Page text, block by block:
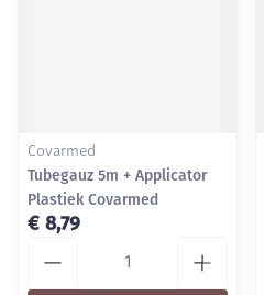
Covarmed
Tubegauz 5m + Applicator
Plastiek Covarmed
€ 8,79